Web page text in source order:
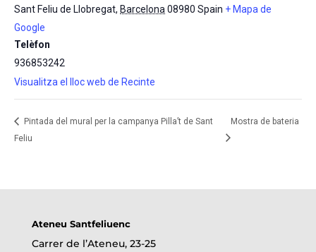
Sant Feliu de Llobregat, Barcelona 08980 Spain + Mapa de
Google
Telèfon
936853242
Visualitza el lloc web de Recinte
Pintada del mural per la campanya Pilla’t de Sant
Feliu
Mostra de bateria
Ateneu Santfeliuenc
Carrer de l’Ateneu, 23-25